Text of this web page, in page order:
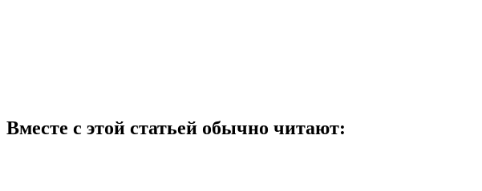
Вместе с этой статьей обычно читают: